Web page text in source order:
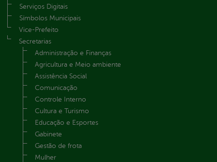
Serviços Digitais
Símbolos Municipais
Vice-Prefeito
Secretarias
Administração e Finanças
Agricultura e Meio ambiente
Assistência Social
Comunicação
Controle Interno
Cultura e Turismo
Educação e Esportes
Gabinete
Gestão de frota
Mulher